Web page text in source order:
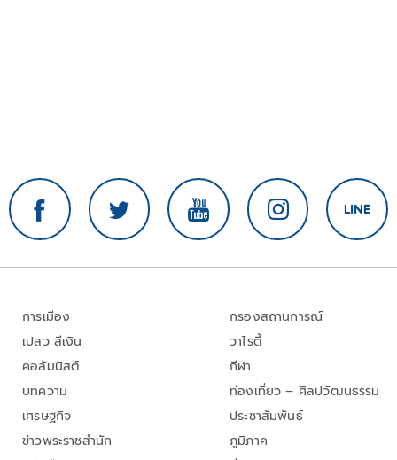
การเมือง
เปลว สีเงิน
คอลัมนิสต์
บทความ
เศรษฐกิจ
ข่าวพระราชสำนัก
กรองสถานการณ์
วาไรตี้
กีฬา
ท่องเที่ยว – ศิลปวัฒนธรรม
ประชาสัมพันธ์
ภูมิภาค